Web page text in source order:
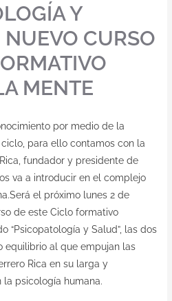
Y
CURSO
MENTE
por medio de la
para ello contamos con la
fundador y presidente de
va a introducir en el complejo
el próximo lunes 2 de
de este Ciclo formativo
“Psicopatología y Salud”, las dos
equilibrio al que empujan las
Rica en su larga y
psicología humana.